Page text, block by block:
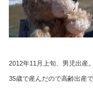
2012年11月上旬、男児出産。
35歳で産んだので高齢出産で